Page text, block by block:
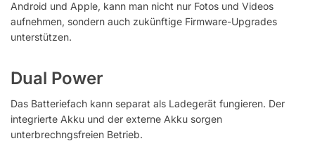
Android und Apple, kann man nicht nur Fotos und Videos
aufnehmen, sondern auch zukünftige Firmware-Upgrades
unterstützen.
Dual Power
Das Batteriefach kann separat als Ladegerät fungieren. Der
integrierte Akku und der externe Akku sorgen
unterbrechngsfreien Betrieb.